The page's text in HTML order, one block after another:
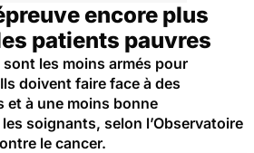
encore plus
patients pauvres
les moins armés pour
doivent faire face à des
à une moins bonne
soignants, selon l’Observatoire
le cancer.